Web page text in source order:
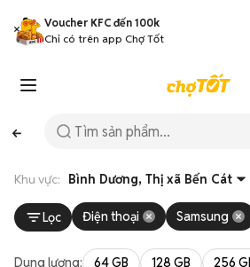
Voucher KFC đến 100k
Chỉ có trên app Chợ Tốt
Khu vực: Bình Dương, Thị xã Bến Cát
Lọc Điện thoại Samsung
Dung lượng: 64 GB 128 GB 256